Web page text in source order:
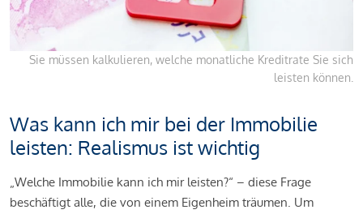
Sie müssen kalkulieren, welche monatliche Kreditrate Sie sich
leisten können.
Was kann ich mir bei der Immobilie
leisten: Realismus ist wichtig
„Welche Immobilie kann ich mir leisten?“ – diese Frage
beschäftigt alle, die von einem Eigenheim träumen. Um